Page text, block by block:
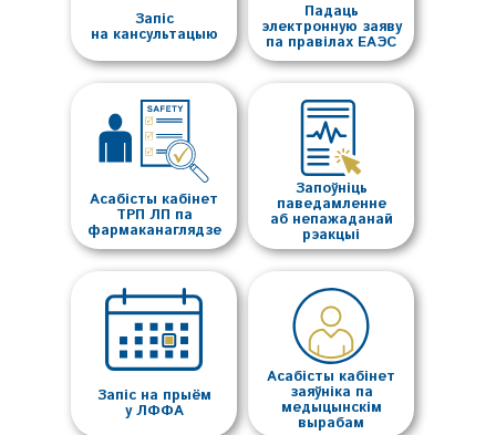
Запіс
на кансультацыю
Падаць
электронную заяву
па правілах ЕАЭС
Асабісты кабінет
ТРП ЛП па
фармаканаглядзе
Запоўніць
паведамленне
аб непажаданай
рэакцыі
Запіс на прыём
у ЛФФА
Асабісты кабінет
заяўніка па
медыцынскім
вырабам